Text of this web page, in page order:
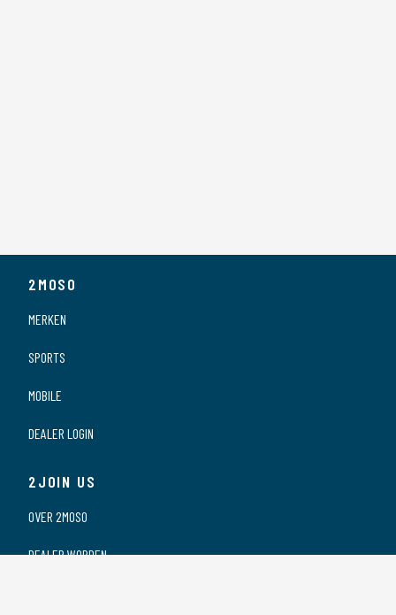
2MOSO
MERKEN
SPORTS
MOBILE
DEALER LOGIN
2JOIN US
OVER 2MOSO
DEALER WORDEN